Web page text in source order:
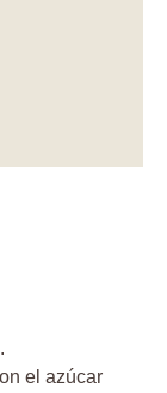
el azúcar